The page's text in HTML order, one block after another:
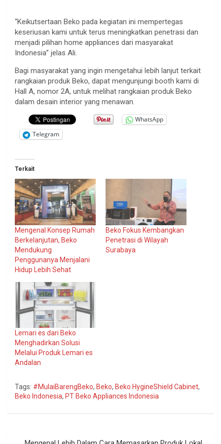
“Keikutsertaan Beko pada kegiatan ini mempertegas
keseriusan kami untuk terus meningkatkan penetrasi dan
menjadi pilihan home appliances dari masyarakat
Indonesia” jelas Ali.
Bagi masyarakat yang ingin mengetahui lebih lanjut terkait
rangkaian produk Beko, dapat mengunjungi booth kami di
Hall A, nomor 2A, untuk melihat rangkaian produk Beko
dalam desain interior yang menawan.
WhatsApp
Telegram
Terkait
Mengenal Konsep Rumah
Berkelanjutan, Beko
Mendukung
Penggunanya Menjalani
Hidup Lebih Sehat
Beko Fokus Kembangkan
Penetrasi di Wilayah
Surabaya
Lemari es dari Beko
Menghadirkan Solusi
Melalui Produk Lemari es
Andalan
Tags: #MulaiBarengBeko, Beko, Beko HygineShield Cabinet,
Beko Indonesia, PT Beko Appliances Indonesia